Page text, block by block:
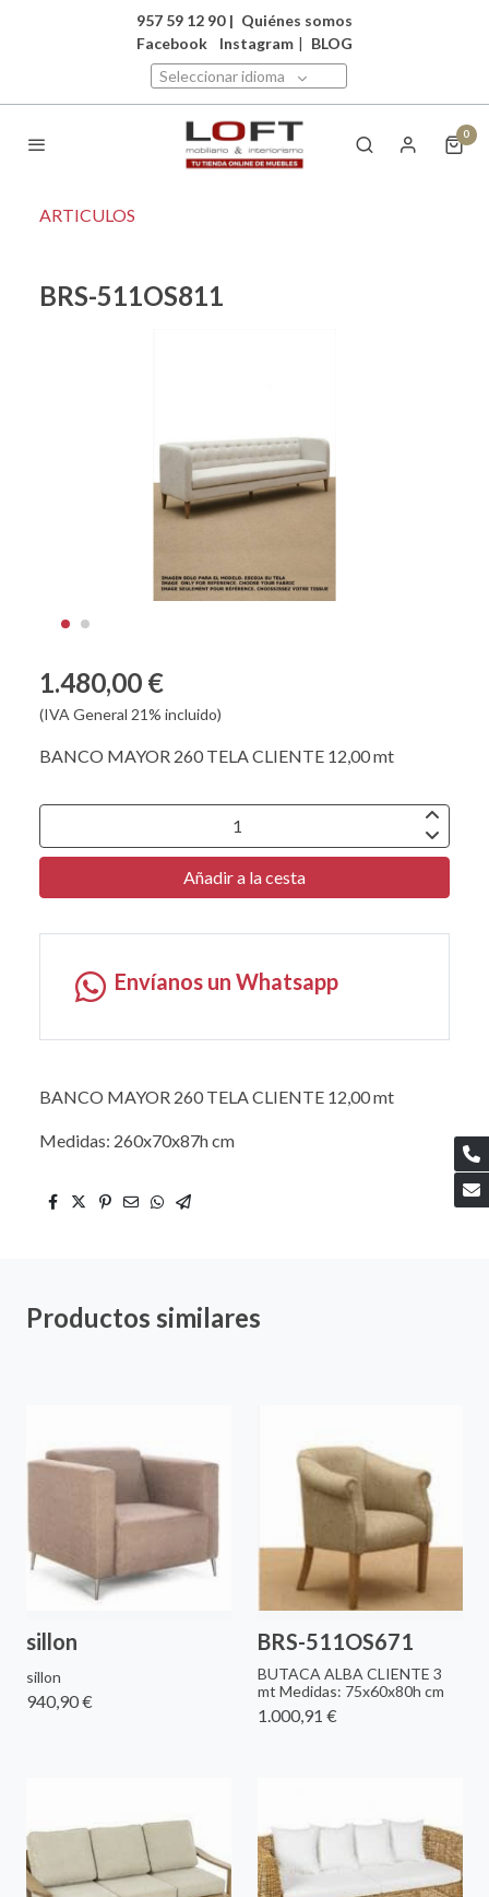
957 59 12 90 | Quiénes somos
Facebook
Instagram | BLOG
Seleccionar idioma
0
ARTICULOS
BRS-511OS811
1.480,00 €
(IVA General 21% incluido)
BANCO MAYOR 260 TELA CLIENTE 12,00 mt
Añadir a la cesta
Envíanos un Whatsapp
BANCO MAYOR 260 TELA CLIENTE 12,00 mt
Medidas: 260x70x87h cm
Productos similares
sillon
sillon
940,90 €
BRS-511OS671
BUTACA ALBA CLIENTE 3
mt Medidas: 75x60x80h cm
1.000,91 €